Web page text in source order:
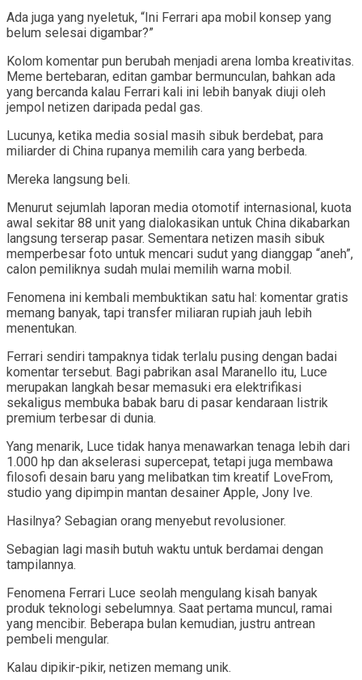
Ada juga yang nyeletuk, “Ini Ferrari apa mobil konsep yang
belum selesai digambar?”
Kolom komentar pun berubah menjadi arena lomba kreativitas.
Meme bertebaran, editan gambar bermunculan, bahkan ada
yang bercanda kalau Ferrari kali ini lebih banyak diuji oleh
jempol netizen daripada pedal gas.
Lucunya, ketika media sosial masih sibuk berdebat, para
miliarder di China rupanya memilih cara yang berbeda.
Mereka langsung beli.
Menurut sejumlah laporan media otomotif internasional, kuota
awal sekitar 88 unit yang dialokasikan untuk China dikabarkan
langsung terserap pasar. Sementara netizen masih sibuk
memperbesar foto untuk mencari sudut yang dianggap “aneh”,
calon pemiliknya sudah mulai memilih warna mobil.
Fenomena ini kembali membuktikan satu hal: komentar gratis
memang banyak, tapi transfer miliaran rupiah jauh lebih
menentukan.
Ferrari sendiri tampaknya tidak terlalu pusing dengan badai
komentar tersebut. Bagi pabrikan asal Maranello itu, Luce
merupakan langkah besar memasuki era elektrifikasi
sekaligus membuka babak baru di pasar kendaraan listrik
premium terbesar di dunia.
Yang menarik, Luce tidak hanya menawarkan tenaga lebih dari
1.000 hp dan akselerasi supercepat, tetapi juga membawa
filosofi desain baru yang melibatkan tim kreatif LoveFrom,
studio yang dipimpin mantan desainer Apple, Jony Ive.
Hasilnya? Sebagian orang menyebut revolusioner.
Sebagian lagi masih butuh waktu untuk berdamai dengan
tampilannya.
Fenomena Ferrari Luce seolah mengulang kisah banyak
produk teknologi sebelumnya. Saat pertama muncul, ramai
yang mencibir. Beberapa bulan kemudian, justru antrean
pembeli mengular.
Kalau dipikir-pikir, netizen memang unik.